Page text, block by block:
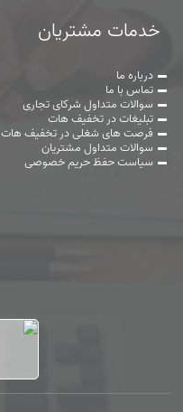
خدمات مشتریان
درباره ما
تماس با ما
سوالات متداول شرکای تجاری
تبلیغات در تخفیف هات
فرصت های شغلی در تخفیف هات
سوالات متداول مشتریان
سیاست حفظ حریم خصوصی